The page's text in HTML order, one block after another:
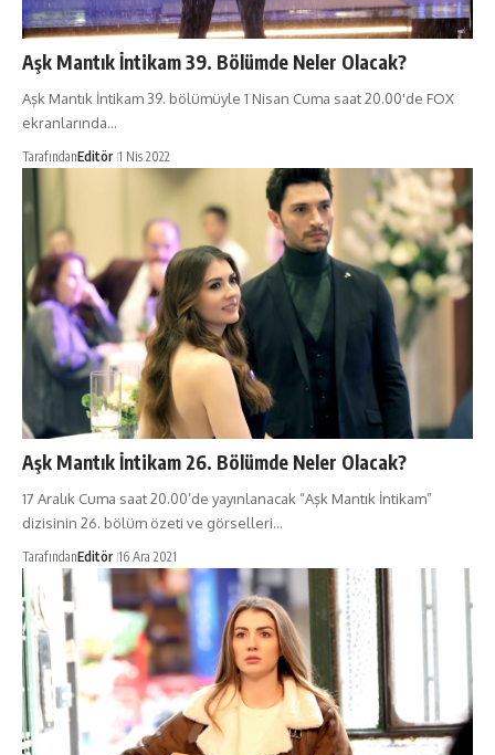
Aşk Mantık İntikam 39. Bölümde Neler Olacak?
Aşk Mantık İntikam 39. bölümüyle 1 Nisan Cuma saat 20.00'de FOX
ekranlarında…
TarafındanEditör 1 Nis 2022
Aşk Mantık İntikam 26. Bölümde Neler Olacak?
17 Aralık Cuma saat 20.00’de yayınlanacak “Aşk Mantık İntikam”
dizisinin 26. bölüm özeti ve görselleri…
TarafındanEditör 16 Ara 2021